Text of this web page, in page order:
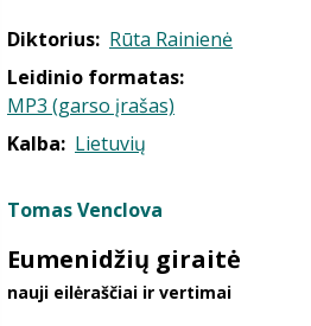
Diktorius: Rūta Rainienė
Leidinio formatas:
MP3 (garso įrašas)
Kalba: Lietuvių
Tomas Venclova
Eumenidžių giraitė
nauji eilėraščiai ir vertimai